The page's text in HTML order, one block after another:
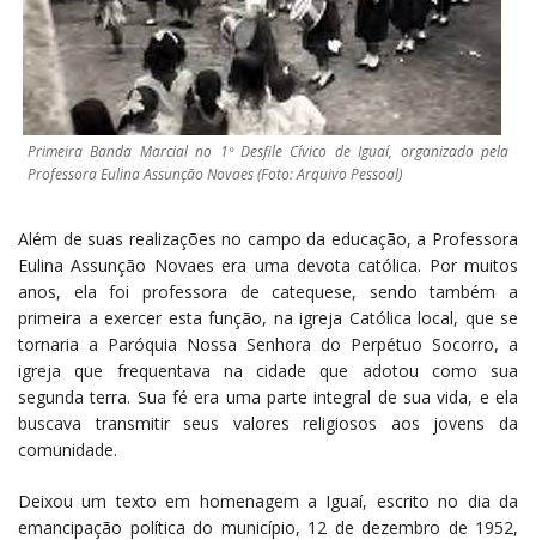
Primeira Banda Marcial no 1º Desfile Cívico de Iguaí, organizado pela
Professora Eulina Assunção Novaes (Foto: Arquivo Pessoal)
Além de suas realizações no campo da educação, a Professora
Eulina Assunção Novaes era uma devota católica. Por muitos
anos, ela foi professora de catequese, sendo também a
primeira a exercer esta função, na igreja Católica local, que se
tornaria a Paróquia Nossa Senhora do Perpétuo Socorro, a
igreja que frequentava na cidade que adotou como sua
segunda terra. Sua fé era uma parte integral de sua vida, e ela
buscava transmitir seus valores religiosos aos jovens da
comunidade.
Deixou um texto em homenagem a Iguaí, escrito no dia da
emancipação política do município, 12 de dezembro de 1952,